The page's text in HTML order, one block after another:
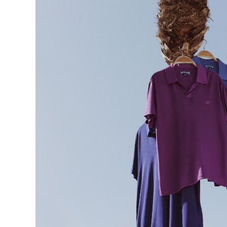
Ver todo Bañadores
Pret-a-porter
Jersey y cárdigan
Chaquetas y Abrigos
Pantalones
Jerséis
Camisetas
Loungewear
Ver todo Pret-a-porter
Tallas grandes
Ver todo Tallas grandes